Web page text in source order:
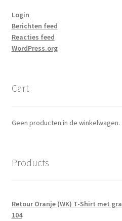
Login
Berichten feed
Reacties feed
WordPress.org
Cart
Geen producten in de winkelwagen.
Products
Retour Oranje (WK) T-Shirt met
104